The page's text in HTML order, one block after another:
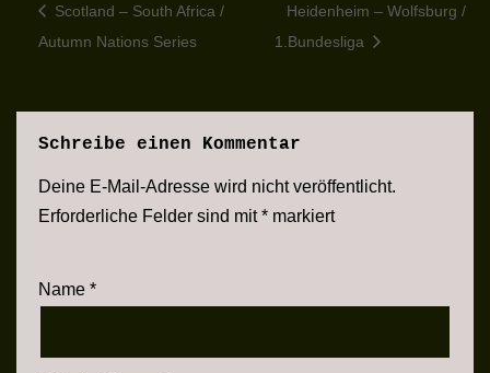
Scotland – South Africa /
Autumn Nations Series
Heidenheim – Wolfsburg /
1.Bundesliga
Schreibe einen Kommentar
Deine E-Mail-Adresse wird nicht veröffentlicht.
Erforderliche Felder sind mit* markiert
Name *